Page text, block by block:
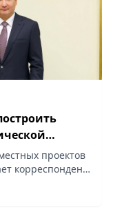
проектов
корреспондент